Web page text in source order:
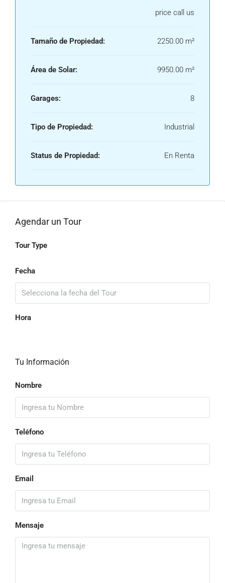
price call us
Tamaño de Propiedad: 2250.00 m²
Área de Solar: 9950.00 m²
Garages: 8
Tipo de Propiedad: Industrial
Status de Propiedad: En Renta
Agendar un Tour
Tour Type
Fecha
Hora
Tu Información
Nombre
Teléfono
Email
Mensaje